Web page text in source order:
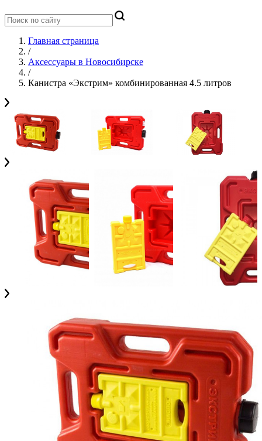
Главная страница
/
Аксессуары в Новосибирске
/
Канистра «Экстрим» комбинированная 4.5 литров